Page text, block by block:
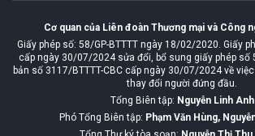
Cơ quan của Liên đoàn Thương mại và Công
Giấy phép số: 58/GP-BTTTT ngày 18/02/2020. Giấy
cấp ngày 30/07/2024 sửa đổi, bổ sung giấy phép số
bản số 3117/BTTTT-CBC cấp ngày 30/07/2024 về
thay đổi người đứng đầu.
Tổng Biên tập: Nguyễn Linh Anh
Phó Tổng Biên tập: Phạm Văn Hùng,